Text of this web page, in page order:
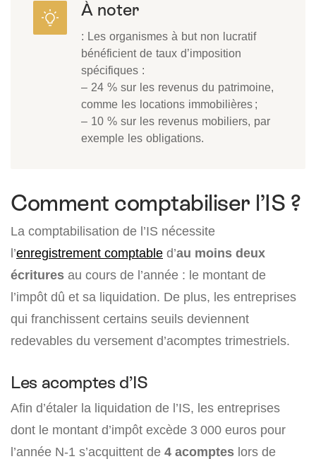
À noter
: Les organismes à but non lucratif
bénéficient de taux d’imposition
spécifiques :
– 24 % sur les revenus du patrimoine,
comme les locations immobilières ;
– 10 % sur les revenus mobiliers, par
exemple les obligations.
Comment comptabiliser l’IS ?
La comptabilisation de l’IS nécessite
l’enregistrement comptable d’au moins deux
écritures au cours de l’année : le montant de
l’impôt dû et sa liquidation. De plus, les entreprises
qui franchissent certains seuils deviennent
redevables du versement d’acomptes trimestriels.
Les acomptes d’IS
Afin d’étaler la liquidation de l’IS, les entreprises
dont le montant d’impôt excède 3 000 euros pour
l’année N-1 s’acquittent de 4 acomptes lors de